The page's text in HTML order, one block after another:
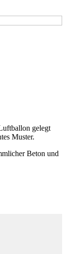
gelegt
Muster.
Beton und